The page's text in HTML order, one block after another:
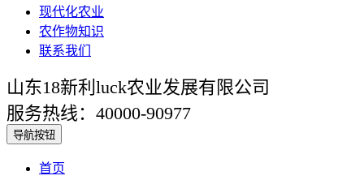
现代化农业
农作物知识
联系我们
山东18新利luck农业发展有限公司
服务热线：40000-90977
导航按钮
首页